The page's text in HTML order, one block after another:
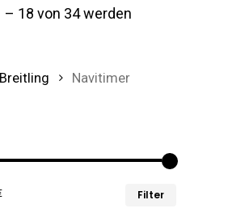
– 18 von 34 werden
Breitling Navitimer
Filter